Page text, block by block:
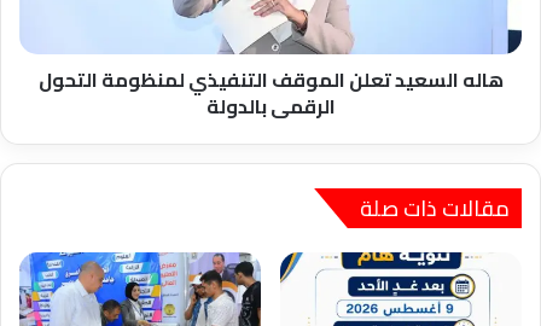
الرقمى
بالدولة
هاله السعيد تعلن الموقف التنفيذي لمنظومة التحول
الرقمى بالدولة
مقالات ذات صلة